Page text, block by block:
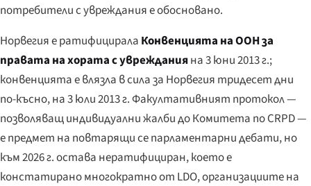
потребители с увреждания е обосновано.
Норвегия е ратифицирала Конвенцията на ООН за
правата на хората с уврежданияна 3 юни 2013 г.;
конвенцията е влязла в сила за Норвегия тридесет дни
по-късно, на 3 юли 2013 г. Факултативният протокол —
позволяващ индивидуални жалби до Комитета по CRPD —
е предмет на повтарящи се парламентарни дебати, но
към 2026 г. остава нератифициран, което е
констатирано многократно от LDO, организациите на